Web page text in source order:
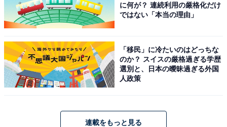
に何が？ 連続利用の厳格化だけ
ではない「本当の理由」
「移民」に冷たいのはどっちな
のか？ スイスの厳格過ぎる学歴
選別と、日本の曖昧過ぎる外国
人政策
連載をもっと見る